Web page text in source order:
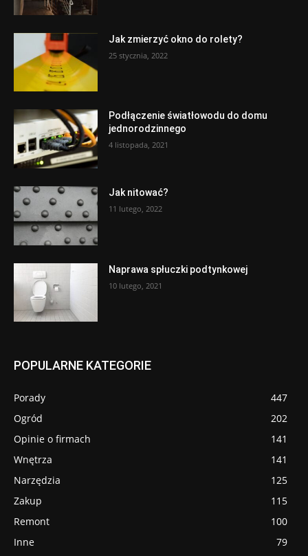
Jak zmierzyć okno do rolety?
25 stycznia, 2022
Podłączenie światłowodu do domu
jednorodzinnego
4 listopada, 2021
Jak nitować?
11 lutego, 2022
Naprawa spłuczki podtynkowej
10 lutego, 2021
POPULARNE KATEGORIE
Porady
447
Ogród
202
Opinie o firmach
141
Wnętrza
141
Narzędzia
125
Zakup
115
Remont
100
Inne
79